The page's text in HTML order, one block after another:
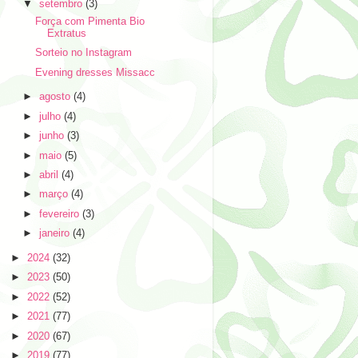
▼setembro(3)
Força com Pimenta Bio
Extratus
Sorteio no Instagram
Evening dresses Missacc
►agosto(4)
► julho(4)
►junho(3)
► maio(5)
►abril(4)
► março(4)
►fevereiro(3)
►janeiro(4)
► 2024 (32)
► 2023 (50)
► 2022 (52)
► 2021 (77)
► 2020 (67)
► 2019 (77)